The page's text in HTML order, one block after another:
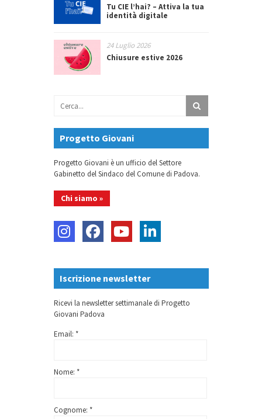
Tu CIE l’hai? – Attiva la tua
identità digitale
24 Luglio 2026
Chiusure estive 2026
Progetto Giovani
Progetto Giovani è un ufficio del Settore
Gabinetto del Sindaco del Comune di Padova.
Chi siamo »
Iscrizione newsletter
Ricevi la newsletter settimanale di Progetto
Giovani Padova
Email: *
Nome: *
Cognome: *